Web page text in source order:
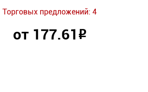
Торговых предложений: 4
от 177.61 Р